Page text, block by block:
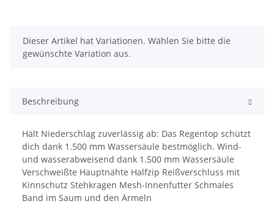
x
Dieser Artikel hat Variationen. Wählen Sie bitte die
gewünschte Variation aus.
Beschreibung
Hält Niederschlag zuverlässig ab: Das Regentop schützt
dich dank 1.500 mm Wassersäule bestmöglich. Wind-
und wasserabweisend dank 1.500 mm Wassersäule
Verschweißte Hauptnähte Halfzip Reißverschluss mit
Kinnschutz Stehkragen Mesh-Innenfutter Schmales
Band im Saum und den Ärmeln